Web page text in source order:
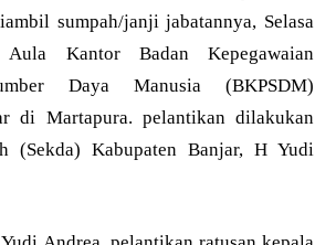
sumpah/janji jabatannya, Selasa
Kantor Badan Kepegawaian
Daya Manusia (BKPSDM)
di Martapura. pelantikan dilakukan
(Sekda) Kabupaten Banjar, H Yudi